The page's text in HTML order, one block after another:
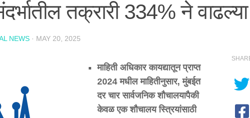
तक्रारी 334% ने वाढल्या
NEWS · MAY 20, 2025
माहिती अधिकार कायद्यातून प्राप्त
2024मधील माहितीनुसार,मुंबईत
दर चार सार्वजनिक शौचालयापैकी
केवळ एक शौचालय स्त्रियांसाठी